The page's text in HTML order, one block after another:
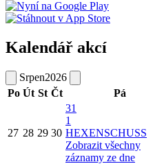
Kalendář akcí
Srpen2026
Po Út St Čt Pá
27 28 29 30
31
1
HEXENSCHUSS
Zobrazit všechny
záznamy ze dne